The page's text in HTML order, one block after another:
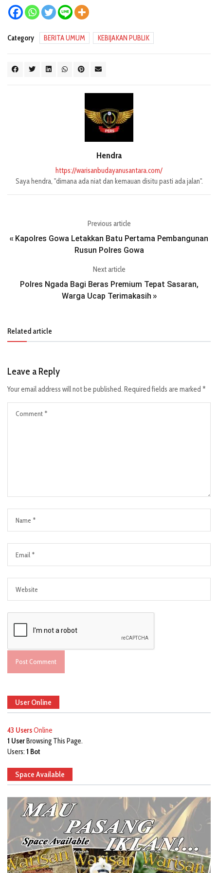
Category BERITA UMUM KEBIJAKAN PUBLIK
Hendra
https://warisanbudayanusantara.com/
Saya hendra, "dimana ada niat dan kemauan disitu pasti ada jalan".
Previous article
« Kapolres Gowa Letakkan Batu Pertama Pembangunan
Rusun Polres Gowa
Next article
Polres Ngada Bagi Beras Premium Tepat Sasaran,
Warga Ucap Terimakasih »
Related article
Leave a Reply
Your email address will not be published. Required fields are marked *
User Online
43 UsersOnline
1 UserBrowsing This Page.
Users: 1 Bot
Space Available